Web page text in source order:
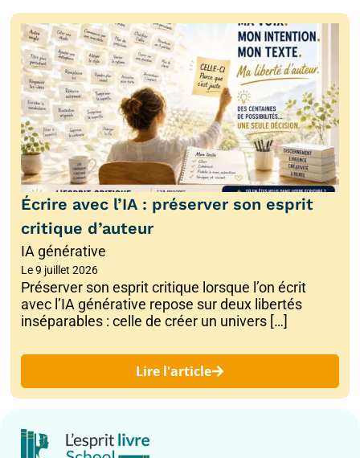
Écrire avec l’IA : préserver son esprit
critique d’auteur
IA générative
Le9 juillet 2026
Préserver son esprit critique lorsque l’on écrit
avec l’IA générative repose sur deux libertés
inséparables : celle de créer un univers […]
Lire l'article